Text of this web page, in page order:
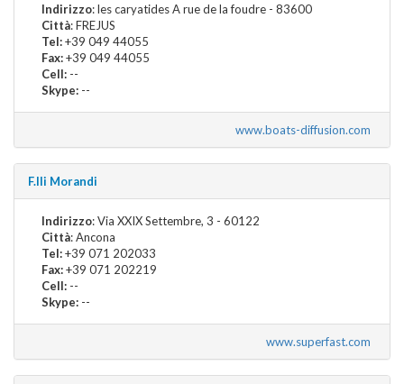
Indirizzo: les caryatides A rue de la foudre - 83600
Città: FREJUS
Tel:+39 049 44055
Fax:+39 049 44055
Cell: --
Skype: --
www.boats-diffusion.com
F.lli Morandi
Indirizzo: Via XXIX Settembre, 3 - 60122
Città: Ancona
Tel:+39 071 202033
Fax:+39 071 202219
Cell: --
Skype: --
www.superfast.com